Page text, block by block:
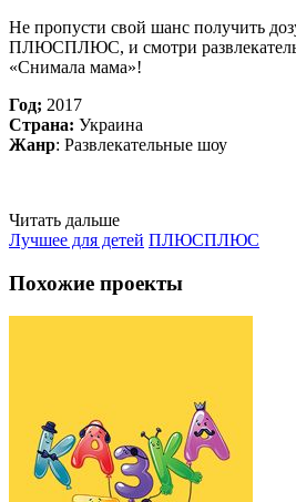
Не пропусти свой шанс получить
ПЛЮСПЛЮС, и смотри
«Снимала мама»!
Год; 2017
Страна: Украина
Жанр: Развлекательные шоу
Читать дальше
Лучшее для детей ПЛЮСПЛЮС
Похожие проекты